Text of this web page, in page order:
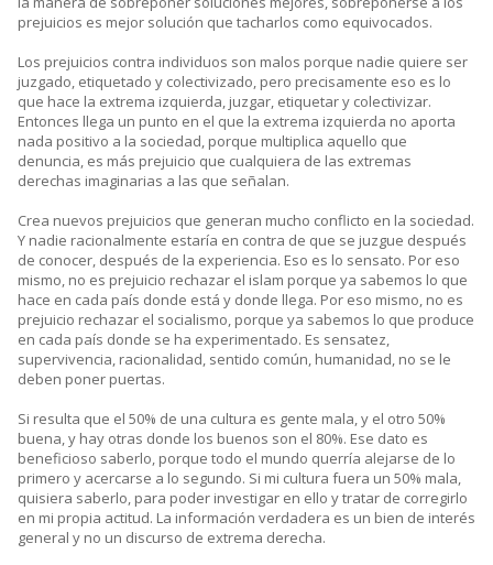
prejuicios es mejor solución que tacharlos como equivocados.
Los prejuicios contra individuos son malos porque nadie quiere ser
juzgado, etiquetado y colectivizado, pero precisamente eso es lo
que hace la extrema izquierda, juzgar, etiquetar y colectivizar.
Entonces llega un punto en el que la extrema izquierda no aporta
nada positivo a la sociedad, porque multiplica aquello que
denuncia, es más prejuicio que cualquiera de las extremas
derechas imaginarias a las que señalan.
Crea nuevos prejuicios que generan mucho conflicto en la sociedad.
Y nadie racionalmente estaría en contra de que se juzgue después
de conocer, después de la experiencia. Eso es lo sensato. Por eso
mismo, no es prejuicio rechazar el islam porque ya sabemos lo que
hace en cada país donde está y donde llega. Por eso mismo, no es
prejuicio rechazar el socialismo, porque ya sabemos lo que produce
en cada país donde se ha experimentado. Es sensatez,
supervivencia, racionalidad, sentido común, humanidad, no se le
deben poner puertas.
Si resulta que el 50% de una cultura es gente mala, y el otro 50%
buena, y hay otras donde los buenos son el 80%. Ese dato es
beneficioso saberlo, porque todo el mundo querría alejarse de lo
primero y acercarse a lo segundo. Si mi cultura fuera un 50% mala,
quisiera saberlo, para poder investigar en ello y tratar de corregirlo
en mi propia actitud. La información verdadera es un bien de interés
general y no un discurso de extrema derecha.